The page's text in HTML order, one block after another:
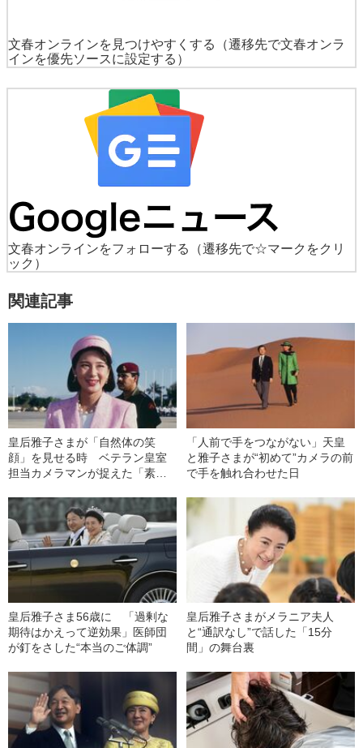
文春オンラインを見つけやすくする
（遷移先で文春オンラ
インを優先ソースに設定する）
文春オンラインをフォローする
（遷移先で☆マークをクリ
ック）
関連記事
皇后雅子さまが「自然体の笑
顔」を見せる時 ベテラン皇室
担当カメラマンが捉えた「素
「人前で手をつながない」天皇
と雅子さまが“初めて”カメラの前
で手を触れ合わせた日
皇后雅子さま56歳に 「過剰な
期待はかえって逆効果」医師団
が釘をさした“本当のご体調”
皇后雅子さまがメラニア夫人
と“通訳なし”で話した「15分
間」の舞台裏